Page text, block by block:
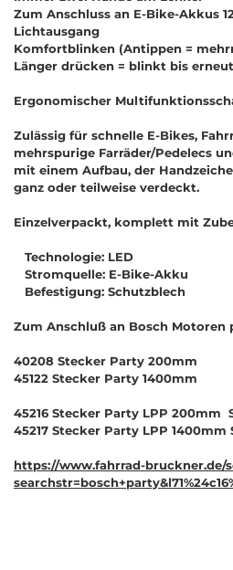
Zum Anschluss an E-Bike-Akkus
Lichtausgang
Komfortblinken (Antippen =
Länger drücken = blinkt bis
Ergonomischer
Zulässig für schnelle E-Bikes,
mehrspurige Farräder/Pedelecs
mit einem Aufbau, der
ganz oder teilweise verdeckt.
Einzelverpackt, komplett mit
Technologie: LED
Stromquelle: E-Bike-Akku
Befestigung: Schutzblech
Zum Anschluß an Bosch Motoren
40208 Stecker Party 200mm
45122 Stecker Party 1400mm
45216 Stecker Party LPP 200mm
45217 Stecker Party LPP 1400mm
https://www.fahrrad-bruckner.de/